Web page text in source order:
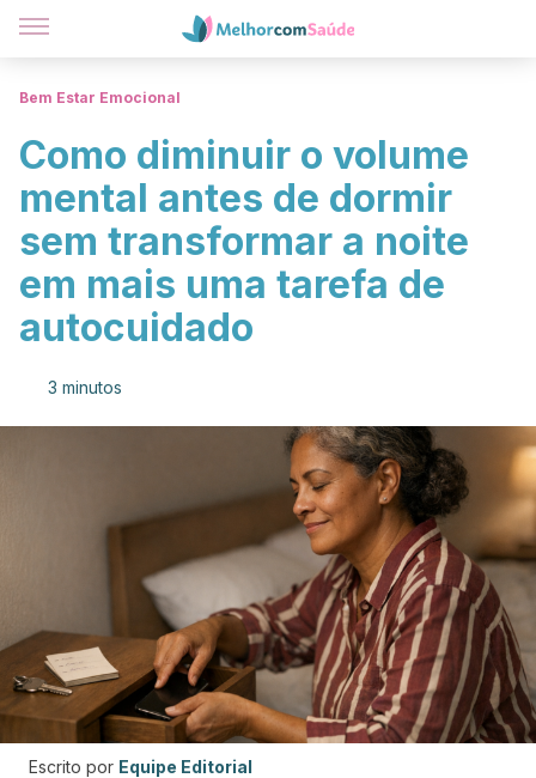
Bem Estar Emocional
Como diminuir o volume
mental antes de dormir
sem transformar a noite
em mais uma tarefa de
autocuidado
3 minutos
Escrito por Equipe Editorial